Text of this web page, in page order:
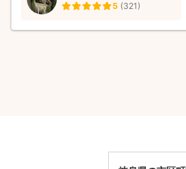
5 (321)